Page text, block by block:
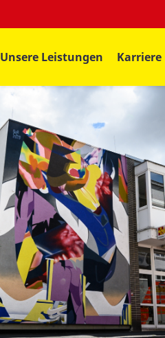
Unsere Leistungen Karriere